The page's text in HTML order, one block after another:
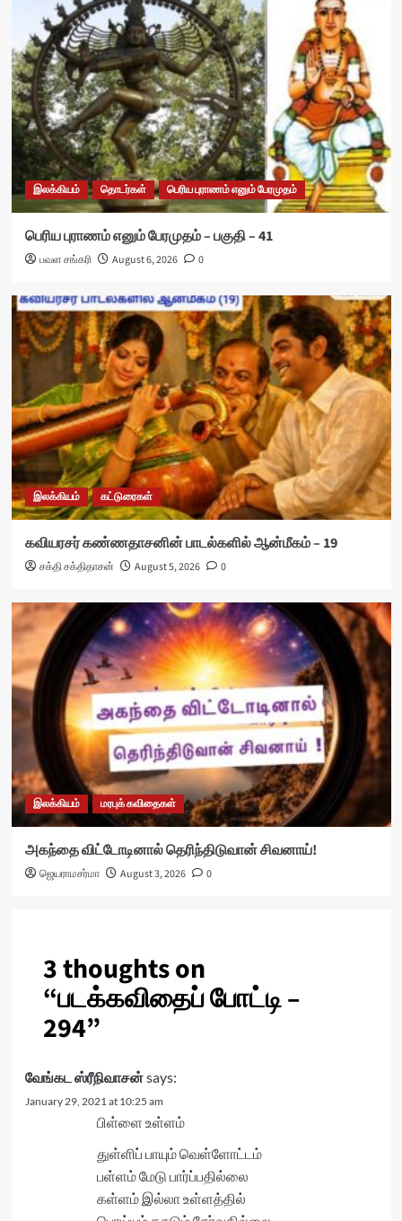
இலக்கியம் தொடர்கள் பெரிய புராணம் எனும் பேரமுதம்
பெரிய புராணம் எனும் பேரமுதம் – பகுதி – 41
பவள சங்கரி August 6, 2026 0
இலக்கியம் கட்டுரைகள்
கவியரசர் கண்ணதாசனின் பாடல்களில் ஆன்மீகம் – 19
சக்தி சக்திதாசன் August 5, 2026 0
இலக்கியம் மரபுக் கவிதைகள்
அகந்தை விட்டோடினால் தெரிந்திடுவான் சிவனாய்!
ஜெயராமசர்மா August 3, 2026 0
3 thoughts on
“படக்கவிதைப் போட்டி –
294”
வேங்கட ஸ்ரீநிவாசன்says:
January 29, 2021 at 10:25 am
பிள்ளை உள்ளம்
துள்ளிப் பாயும் வெள்ளோட்டம்
பள்ளம் மேடு பார்ப்பதில்லை
கள்ளம் இல்லா உள்ளத்தில்